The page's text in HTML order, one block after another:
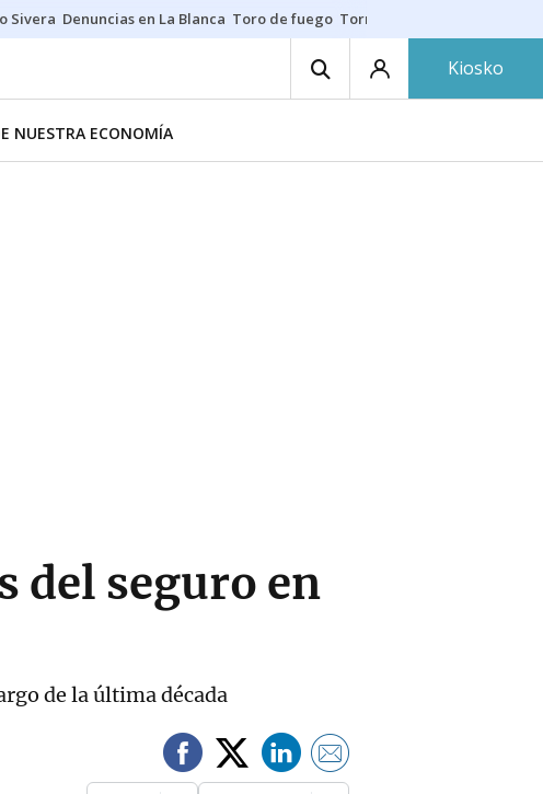
Sivera Denuncias en La Blanca Toro de fuego Tornike Shengelia
Kiosko
NUESTRA ECONOMÍA
del seguro en
de la última década